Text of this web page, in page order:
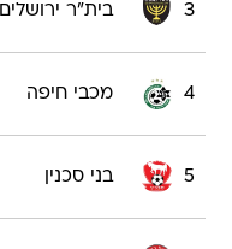
3 בית"ר ירושלים
4 מכבי חיפה
5 בני סכנין